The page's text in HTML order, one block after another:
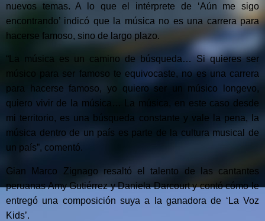
nuevos temas. A lo que el intérprete de ‘Aún me sigo
encontrando’ indicó que la música no es una carrera para
hacerse famoso, sino de largo plazo.
“La música es un camino de búsqueda… Si quieres ser
músico para ser famoso te equivocaste, no es una carrera
para hacerse famoso, yo quiero ser un músico longevo,
quiero vivir de la música… La música, en este caso desde
mi territorio, es una búsqueda constante y vale la pena, la
música dentro de un país es parte de la cultura musical de
un país”, comentó.
Gian Marco Zignago resaltó el talento de las cantantes
peruanas Amy Gutiérrez y Daniela Darcourt y contó cómo le
entregó una composición suya a la ganadora de ‘La Voz
Kids’.